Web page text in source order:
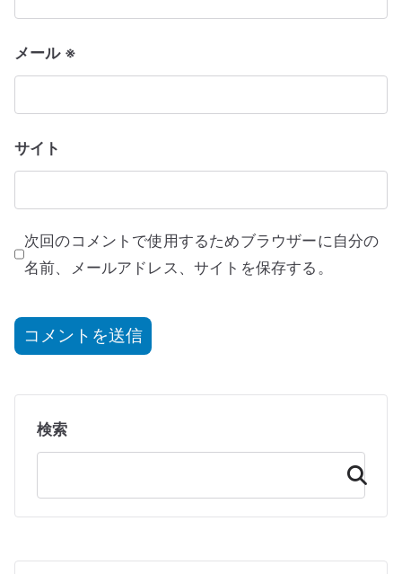
メール ※
サイト
次回のコメントで使用するためブラウザーに自分の
名前、メールアドレス、サイトを保存する。
検索
検
索